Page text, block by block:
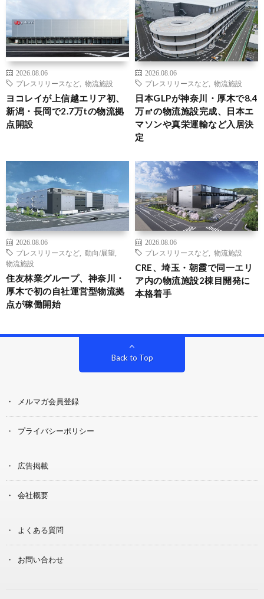
2026.08.06
プレスリリースなど
物流施設
ヨコレイが上信越エリア初、
新潟・長岡で2.7万tの物流拠
点開設
2026.08.06
プレスリリースなど
物流施設
日本GLPが神奈川・厚木で8.4
万㎡の物流施設完成、日本エ
マソンや真栄運輸など入居決
定
2026.08.06
プレスリリースなど
動向/展望
物流施設
住友林業グループ、神奈川・
厚木で初の自社運営型物流拠
点が稼働開始
2026.08.06
プレスリリースなど
物流施設
CRE、埼玉・朝霞で同一エリ
ア内の物流施設2棟目開発に
本格着手
Back to Top
メルマガ会員登録
プライバシーポリシー
広告掲載
会社概要
よくある質問
お問い合わせ